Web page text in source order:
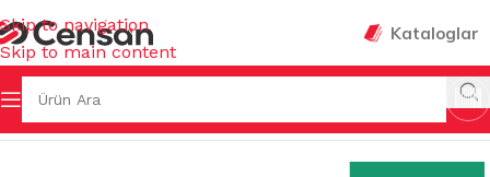
Skip to navigation
Skip to main content
Kataloglar
GEREÇLERİ TEMİZLİK SETLERİ & AKSESUARLARI